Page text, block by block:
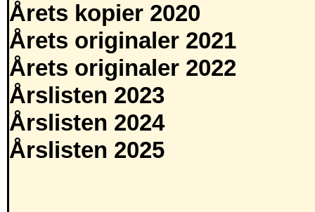
Årets kopier 2020
Årets originaler 2021
Årets originaler 2022
Årslisten 2023
Årslisten 2024
Årslisten 2025